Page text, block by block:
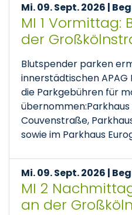
Mi. 09. Sept. 2026 |
MI 1 Vormittag:
der
Blutspender parken
innerstädtischen
die Parkgebühren für
übernommen:Parkhaus
Couvenstraße,
sowie im Parkhaus
Mi. 09. Sept. 2026 |
MI 2
an der